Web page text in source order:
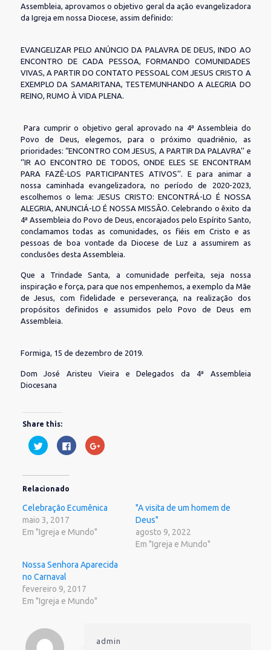
Assembleia, aprovamos o objetivo geral da ação evangelizadora
da Igreja em nossa Diocese, assim definido:
EVANGELIZAR PELO ANÚNCIO DA PALAVRA DE DEUS, INDO AO
ENCONTRO DE CADA PESSOA, FORMANDO COMUNIDADES
VIVAS, A PARTIR DO CONTATO PESSOAL COM JESUS CRISTO A
EXEMPLO DA SAMARITANA, TESTEMUNHANDO A ALEGRIA DO
REINO, RUMO À VIDA PLENA.
Para cumprir o objetivo geral aprovado na 4ª Assembleia do
Povo de Deus, elegemos, para o próximo quadriênio, as
prioridades: “ENCONTRO COM JESUS, A PARTIR DA PALAVRA’’ e
‘’IR AO ENCONTRO DE TODOS, ONDE ELES SE ENCONTRAM
PARA FAZÊ-LOS PARTICIPANTES ATIVOS’’. E para animar a
nossa caminhada evangelizadora, no período de 2020-2023,
escolhemos o lema: JESUS CRISTO: ENCONTRÁ-LO É NOSSA
ALEGRIA, ANUNCIÁ-LO É NOSSA MISSÃO. Celebrando o êxito da
4ª Assembleia do Povo de Deus, encorajados pelo Espírito Santo,
conclamamos todas as comunidades, os fiéis em Cristo e as
pessoas de boa vontade da Diocese de Luz a assumirem as
conclusões desta Assembleia.
Que a Trindade Santa, a comunidade perfeita, seja nossa
inspiração e força, para que nos empenhemos, a exemplo da Mãe
de Jesus, com fidelidade e perseverança, na realização dos
propósitos definidos e assumidos pelo Povo de Deus em
Assembleia.
Formiga, 15 de dezembro de 2019.
Dom José Aristeu Vieira e Delegados da 4ª Assembleia
Diocesana
Share this:
Clique
para
compartilhar
Twitter(abre
nova
janela)
Clique
para
compartilhar
Compartilhe
no
Relacionado
Celebração Ecumênica
maio 3, 2017
Em "Igreja e Mundo"
"A visita de um homem de
Deus"
agosto 9, 2022
Em "Igreja e Mundo"
Nossa Senhora Aparecida
no Carnaval
fevereiro 9, 2017
Em "Igreja e Mundo"
admin